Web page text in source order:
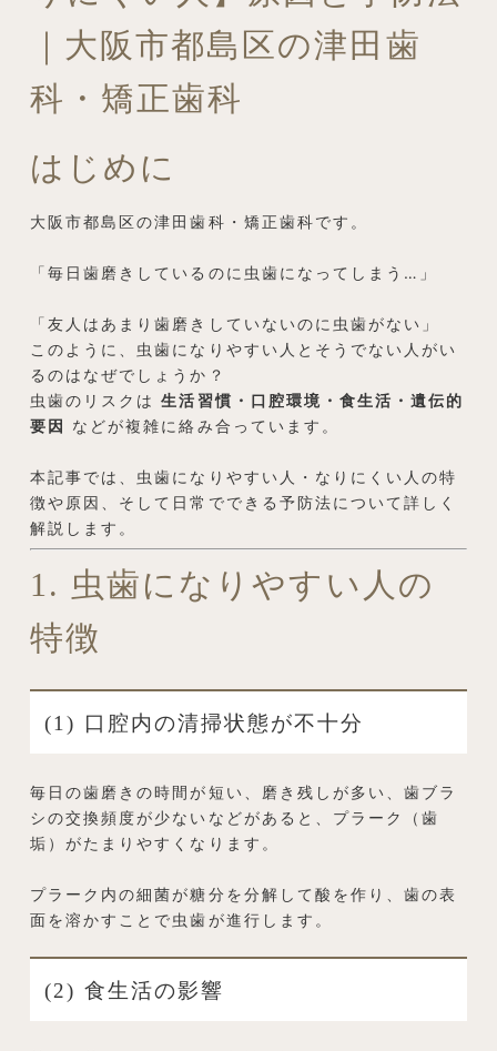
｜大阪市都島区の津田歯
科・矯正歯科
はじめに
大阪市都島区の津田歯科・矯正歯科です。
「毎日歯磨きしているのに虫歯になってしまう…」
「友人はあまり歯磨きしていないのに虫歯がない」
このように、虫歯になりやすい人とそうでない人がい
るのはなぜでしょうか？
虫歯のリスクは生活習慣・口腔環境・食生活・遺伝的
要因 などが複雑に絡み合っています。
本記事では、虫歯になりやすい人・なりにくい人の特
徴や原因、そして日常でできる予防法について詳しく
解説します。
1. 虫歯になりやすい人の
特徴
(1) 口腔内の清掃状態が不十分
毎日の歯磨きの時間が短い、磨き残しが多い、歯ブラ
シの交換頻度が少ないなどがあると、プラーク（歯
垢）がたまりやすくなります。
プラーク内の細菌が糖分を分解して酸を作り、歯の表
面を溶かすことで虫歯が進行します。
(2) 食生活の影響